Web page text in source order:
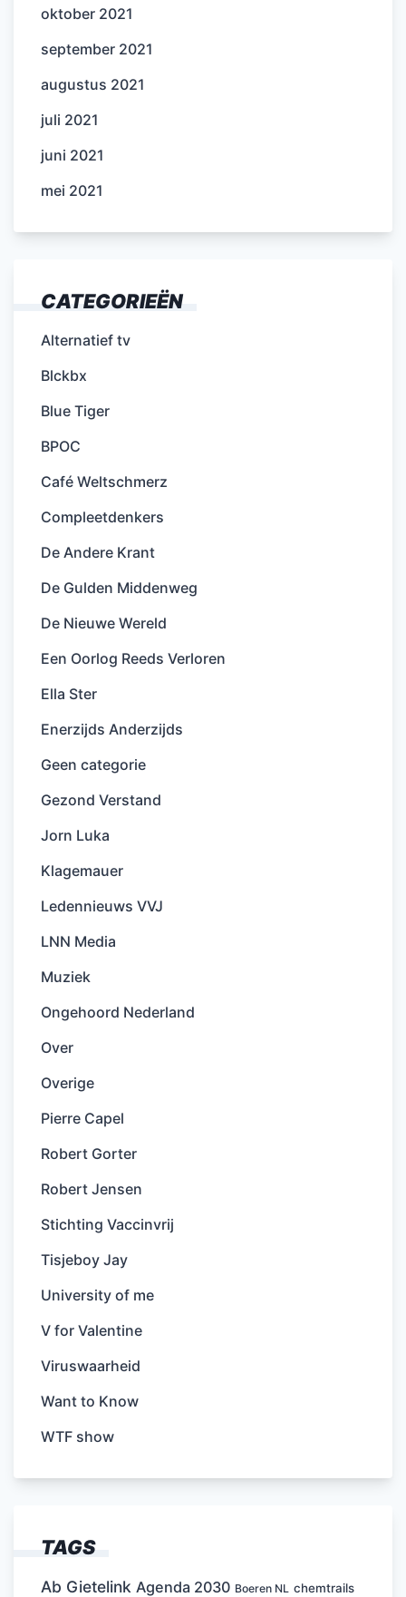
oktober 2021
september 2021
augustus 2021
juli 2021
juni 2021
mei 2021
CATEGORIEËN
Alternatief tv
Blckbx
Blue Tiger
BPOC
Café Weltschmerz
Compleetdenkers
De Andere Krant
De Gulden Middenweg
De Nieuwe Wereld
Een Oorlog Reeds Verloren
Ella Ster
Enerzijds Anderzijds
Geen categorie
Gezond Verstand
Jorn Luka
Klagemauer
Ledennieuws VVJ
LNN Media
Muziek
Ongehoord Nederland
Over
Overige
Pierre Capel
Robert Gorter
Robert Jensen
Stichting Vaccinvrij
Tisjeboy Jay
University of me
V for Valentine
Viruswaarheid
Want to Know
WTF show
TAGS
Ab Gietelink Agenda 2030 Boeren NL chemtrails